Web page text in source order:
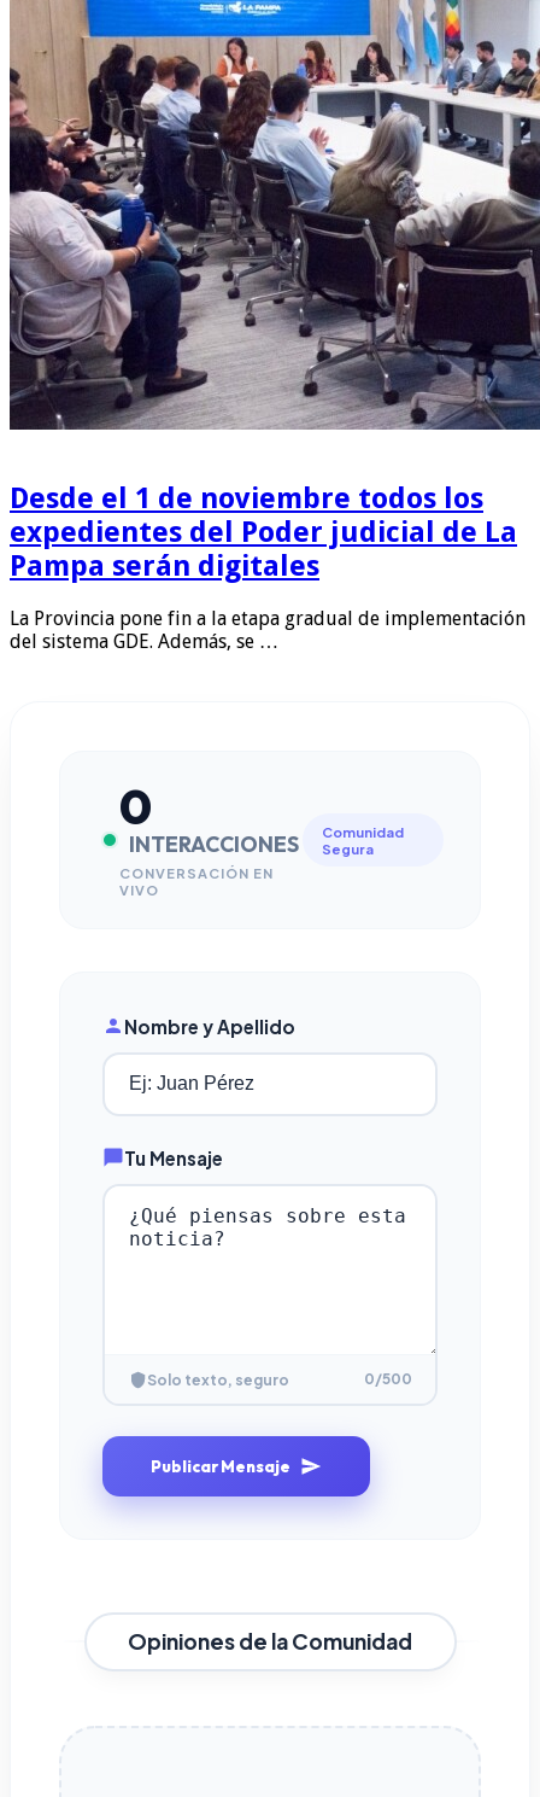
Desde el 1 de noviembre todos los
expedientes del Poder judicial de La
Pampa serán digitales
La Provincia pone fin a la etapa gradual de implementación
del sistema GDE. Además, se …
0
INTERACCIONES
CONVERSACIÓN EN
VIVO
Comunidad
Segura
Nombre y Apellido
Tu Mensaje
Solo texto, seguro 0/500
Publicar Mensaje
Opiniones de la Comunidad